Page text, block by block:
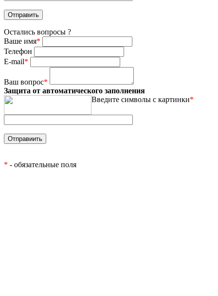
Остались вопросы ?
Ваше имя*
Телефон
E-mail*
Ваш вопрос*
Защита от автоматического заполнения
Введите символы с картинки*
* - обязательные поля